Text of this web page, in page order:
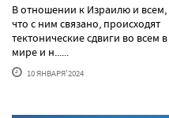
В отношении к Израилю и всем,
что с ним связано, происходят
тектонические сдвиги во всем в
мире и н......
10 ЯНВАРЯ'2024